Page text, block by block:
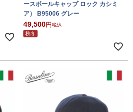
ースボールキャップ ロック カシミ
ア） B95006 グレー
49,500
税込
秋冬